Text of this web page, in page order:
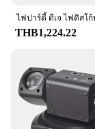
THB1,224.22